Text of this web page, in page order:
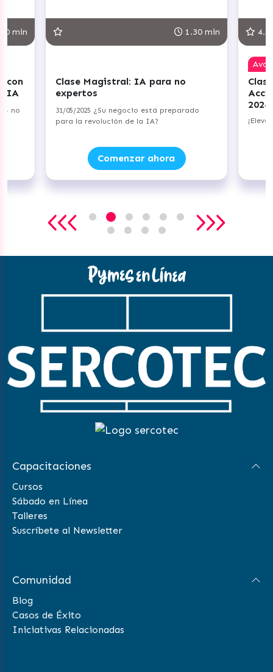
min
con
IA
— no
1.30 min
Clase Magistral: IA para no
expertos
31/05/2025 ¿Su negocio está preparado
para la revolución de la IA?
Comenzar ahora
4.8
2024
Capacitaciones
Cursos
Sábado en Línea
Talleres
Suscríbete al Newsletter
Comunidad
Blog
Casos de Éxito
Iniciativas Relacionadas